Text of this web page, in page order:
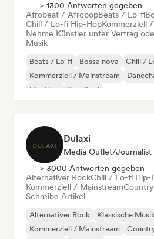
> 1300 Antworten gegeben
Afrobeat / AfropopBeats / Lo-fi
Chill / Lo-fi Hip-HopKommerziell
Nehme Künstler unter Vertrag
Musik
Beats / Lo-fi Bossa nova
Chill /
Kommerziell / Mainstream
Hip-Hop
Pop-Soul
Dulaxi
Media Outlet/Journalist
> 3000 Antworten gegeben
Alternativer RockChill / Lo-fi Hip-
Kommerziell / Mainstream
Schreibe Artikel
Alternativer Rock
Klassische
Kommerziell / Mainstream